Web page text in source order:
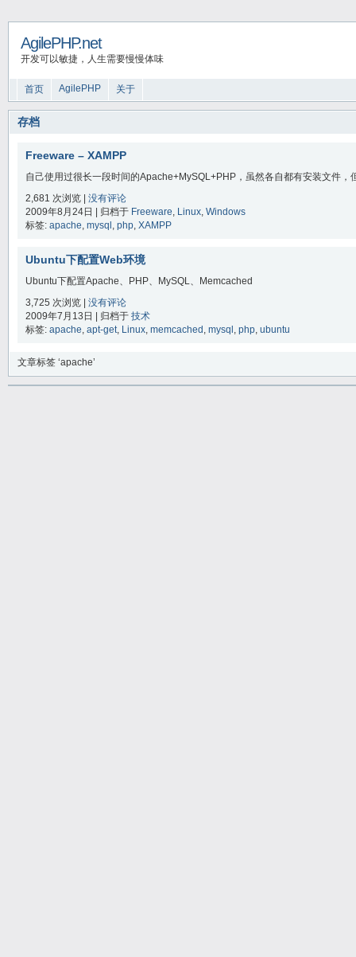
AgilePHP.net
开发可以敏捷，人生需要慢慢体味
首页 AgilePHP 关于
存档
Freeware – XAMPP
自己使用过很长一段时间的Apache+MySQL+PHP，虽然各自都有安装文件
2,681 次浏览 | 没有评论
2009年8月24日 | 归档于 Freeware, Linux, Windows
标签: apache, mysql , php, XAMPP
Ubuntu下配置Web环境
Ubuntu下配置Apache、PHP、MySQL、Memcached
3,725 次浏览 | 没有评论
2009年7月13日 | 归档于 技术
标签: apache, apt-get, Linux, memcached , mysql , php, ubuntu
文章标签 ‘apache’